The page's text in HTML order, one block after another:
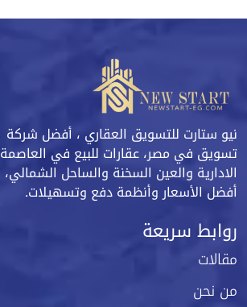
نيو ستارت للتسويق العقاري ، أفضل شركة
تسويق في مصر، عقارات للبيع في العاصمة
الادارية والعين السخنة والساحل الشمالي،
أفضل الأسعار وأنظمة دفع وتسهيلات.
روابط سريعة
مقالات
من نحن